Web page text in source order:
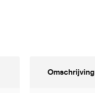
Omschrijving